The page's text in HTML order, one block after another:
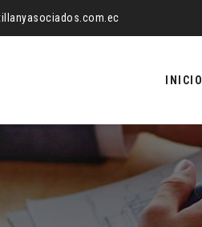
contenido
INICIO